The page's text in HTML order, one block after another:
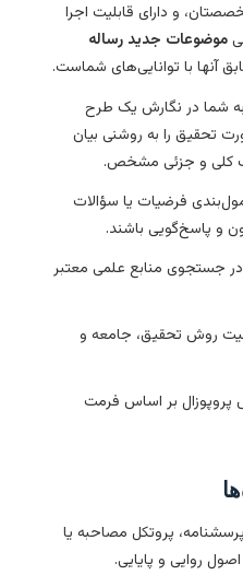
و دارای قابلیت اجرا
جدید رساله
با توانایی‌های شماست.
در نگارش یک طرح
را به روشنی بیان
و جزئی مشخص.
فرضیات یا سؤالات
باشند.
منابع علمی معتبر
تحقیق، جامعه و
بر اساس فرمت
پروتکل مصاحبه یا
و پایایی.